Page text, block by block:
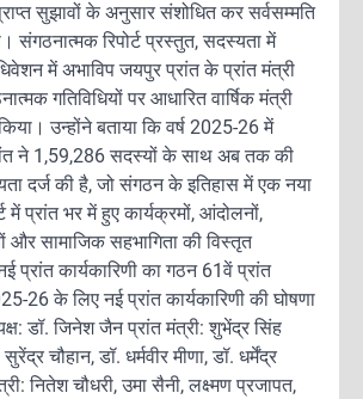
प्राप्त सुझावों के अनुसार संशोधित कर सर्वसम्मति
संगठनात्मक रिपोर्ट प्रस्तुत, सदस्यता में
में अभाविप जयपुर प्रांत के प्रांत मंत्री
गतिविधियों पर आधारित वार्षिक मंत्री
उन्होंने बताया कि वर्ष 2025-26 में
ने 1,59,286 सदस्यों के साथ अब तक की
दर्ज की है, जो संगठन के इतिहास में एक नया
में प्रांत भर में हुए कार्यक्रमों, आंदोलनों,
और सामाजिक सहभागिता की विस्तृत
प्रांत कार्यकारिणी का गठन 61वें प्रांत
26 के लिए नई प्रांत कार्यकारिणी की घोषणा
डॉ. जिनेश जैन प्रांत मंत्री: शुभेंद्र सिंह
चौहान, डॉ. धर्मवीर मीणा, डॉ. धर्मेंद्र
नितेश चौधरी, उमा सैनी, लक्ष्मण प्रजापत,